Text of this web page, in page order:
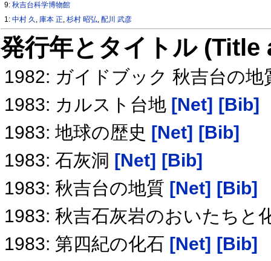
9:秋吉台科学博物館
1:中村 久 , 庫本 正,杉村 昭弘,配川 武彦
発行年とタイトル
1982: ガイドブック 秋吉台の
1983: カルスト台地 [Net] [Bib]
1983: 地球の歴史 [Net] [Bib]
1983: 石灰洞 [Net] [Bib]
1983: 秋吉台の地質 [Net] [Bib]
1983: 秋吉石灰岩のおいたちと
1983: 第四紀の化石 [Net] [Bib]